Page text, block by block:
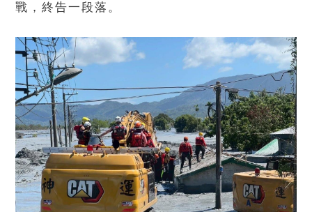
戰，終告一段落。